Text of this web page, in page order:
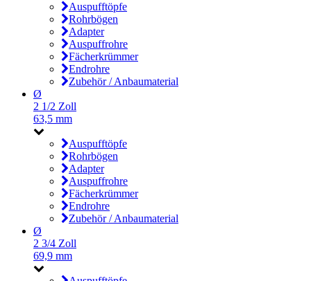
Auspufftöpfe
Rohrbögen
Adapter
Auspuffrohre
Fächerkrümmer
Endrohre
Zubehör / Anbaumaterial
Ø
2 1/2 Zoll
63,5 mm
Auspufftöpfe
Rohrbögen
Adapter
Auspuffrohre
Fächerkrümmer
Endrohre
Zubehör / Anbaumaterial
Ø
2 3/4 Zoll
69,9 mm